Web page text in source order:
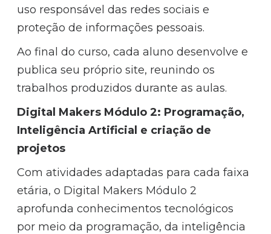
uso responsável das redes sociais e
proteção de informações pessoais.
Ao final do curso, cada aluno desenvolve e
publica seu próprio site, reunindo os
trabalhos produzidos durante as aulas.
Digital Makers Módulo 2: Programação,
Inteligência Artificial e criação de
projetos
Com atividades adaptadas para cada faixa
etária, o Digital Makers Módulo 2
aprofunda conhecimentos tecnológicos
por meio da programação, da inteligência